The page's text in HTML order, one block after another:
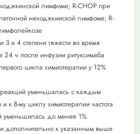
лимфоме; R-CHOP при
неходжкииской лимфоме; R-
и 4 степени тяжести во время
24 ч после инфузии ритуксимаба
цикла химиотерапии у 12%
реакций уменьшалась с каждым
к 8-му циклу химиотерапии частота
уменьшилась до менее 1%.
дополнительно к указанным выше